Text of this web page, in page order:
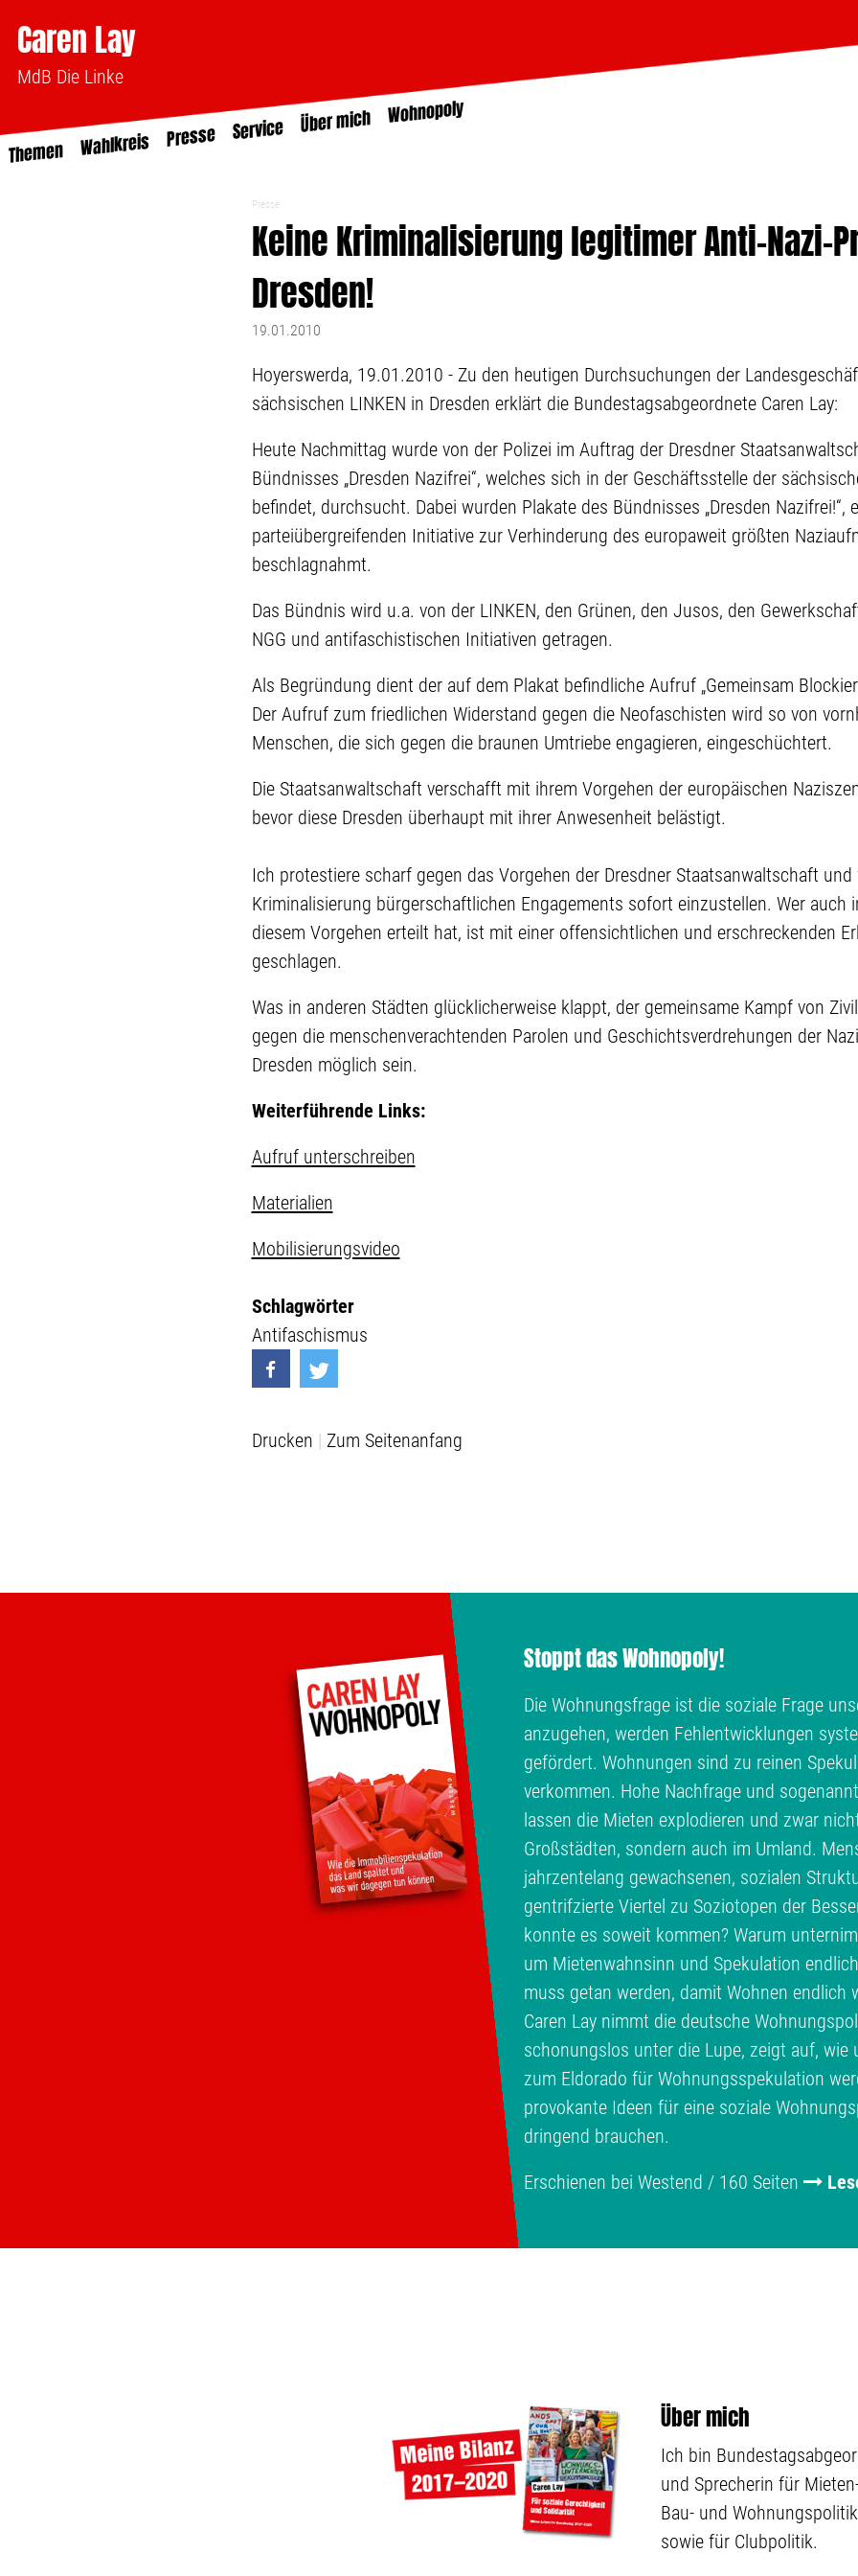
Caren Lay
MdB Die Linke
Themen Wahlkreis Presse Service Über mich Wohnopoly
Presse
Keine Kriminalisierung legitimer Anti-Nazi-
Dresden!
19.01.2010
Hoyerswerda, 19.01.2010 - Zu den heutigen Durchsuchungen der
sächsischen LINKEN in Dresden erklärt die Bundestagsabgeordnete Caren Lay:
Heute Nachmittag wurde von der Polizei im Auftrag der Dresdner
Bündnisses „Dresden Nazifrei“, welches sich in der Geschäftsstelle der
befindet, durchsucht. Dabei wurden Plakate des Bündnisses „Dresden Nazifrei!“,
parteiübergreifenden Initiative zur Verhinderung des europaweit größten
beschlagnahmt.
Das Bündnis wird u.a. von der LINKEN, den Grünen, den Jusos, den
NGG und antifaschistischen Initiativen getragen.
Als Begründung dient der auf dem Plakat befindliche Aufruf „Gemeinsam
Der Aufruf zum friedlichen Widerstand gegen die Neofaschisten wird so von
Menschen, die sich gegen die braunen Umtriebe engagieren, eingeschüchtert.
Die Staatsanwaltschaft verschafft mit ihrem Vorgehen der europäischen
bevor diese Dresden überhaupt mit ihrer Anwesenheit belästigt.
Ich protestiere scharf gegen das Vorgehen der Dresdner Staatsanwaltschaft und
Kriminalisierung bürgerschaftlichen Engagements sofort einzustellen. Wer auch
diesem Vorgehen erteilt hat, ist mit einer offensichtlichen und erschreckenden
geschlagen.
Was in anderen Städten glücklicherweise klappt, der gemeinsame Kampf von
gegen die menschenverachtenden Parolen und Geschichtsverdrehungen der
Dresden möglich sein.
Weiterführende Links:
Aufruf unterschreiben
Materialien
Mobilisierungsvideo
Schlagwörter
Antifaschismus
Drucken Zum Seitenanfang
Stoppt das Wohnopoly!
Die Wohnungsfrage ist die soziale Frage
anzugehen, werden Fehlentwicklungen
gefördert. Wohnungen sind zu reinen
verkommen. Hohe Nachfrage und
lassen die Mieten explodieren und zwar
Großstädten, sondern auch im Umland.
jahrzentelang gewachsenen, sozialen
gentrifzierte Viertel zu Soziotopen der
konnte es soweit kommen? Warum
um Mietenwahnsinn und Spekulation
muss getan werden, damit Wohnen endlich
Caren Lay nimmt die deutsche
schonungslos unter die Lupe, zeigt auf, wie
zum Eldorado für Wohnungsspekulation
provokante Ideen für eine soziale
dringend brauchen.
Erschienen bei Westend / 160 Seiten
Über mich
Ich bin
und Sprecherin für
Bau- und Wohnungspolitik
sowie für Clubpolitik.